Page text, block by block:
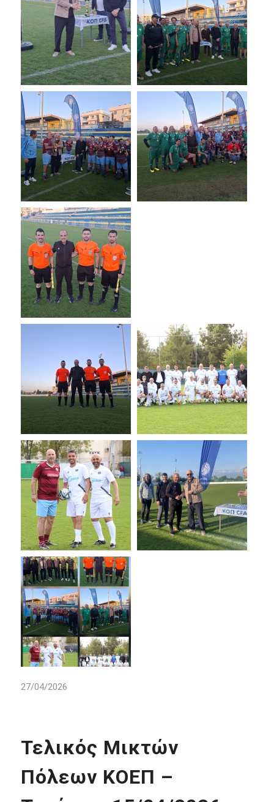
27/04/2026
Τελικός Μικτών
Πόλεων ΚΟΕΠ –